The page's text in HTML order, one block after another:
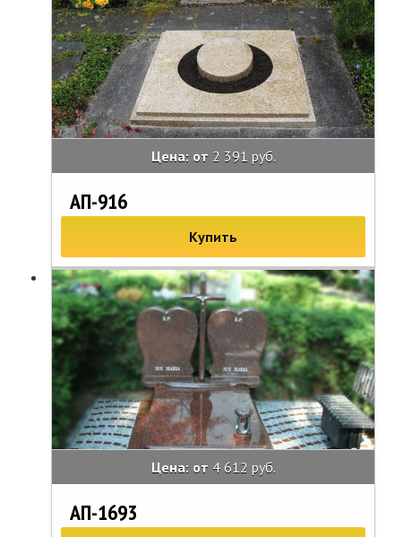
Цена: от 2 391 руб.
АП-916
Купить
Цена: от 4 612 руб.
АП-1693